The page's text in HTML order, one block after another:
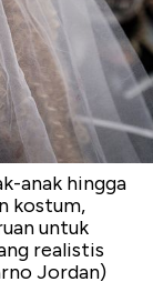
anak hingga
kostum,
untuk
realistis
Jordan)